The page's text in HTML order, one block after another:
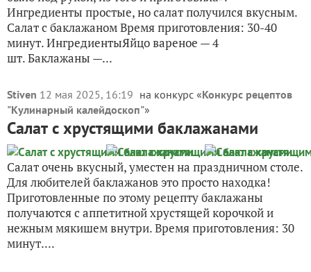
Ингредиенты простые, но салат получился вкусным.
Салат с баклажаном Время приготовления: 30-40
минут. ИнгредиентыЯйцо вареное — 4
шт. Баклажаны —...
Stiven 12 мая 2025, 16:19 на конкурс «Конкурс рецептов
"Кулинарный калейдоскоп"»
Салат с хрустящими баклажанами
Салат очень вкусный, уместен на праздничном столе.
Для любителей баклажанов это просто находка!
Приготовленные по этому рецепту баклажаны
получаются с аппетитной хрустящей корочкой и
нежным мякишем внутри. Время приготовления: 30
минут....